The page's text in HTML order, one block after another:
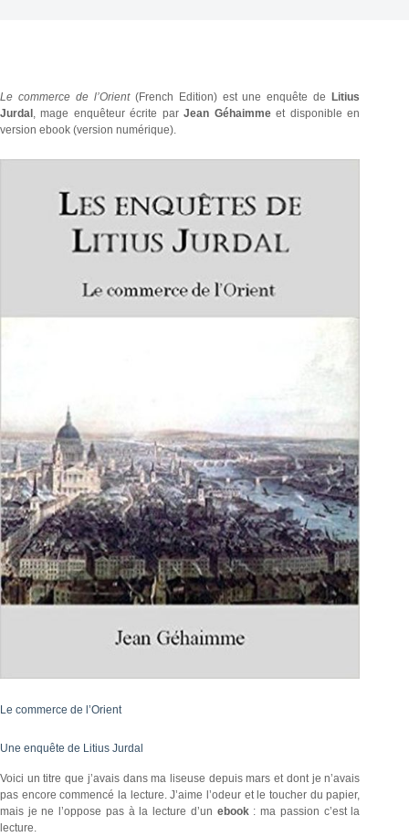
Le commerce de l’Orient (French Edition) est une enquête de
Litius
Jurdal , mage enquêteur écrite parJean Géhaimmeet disponible en
version ebook (version numérique).
Le commerce de l’Orient
Une enquête de Litius Jurdal
Voici un titre que j’avais dans ma liseuse depuis mars et dont je n’avais
pas encore commencé la lecture. J’aime l’odeur et le toucher du papier,
mais je ne l’oppose pas à la lecture d’un ebook : ma passion c’est la
lecture.